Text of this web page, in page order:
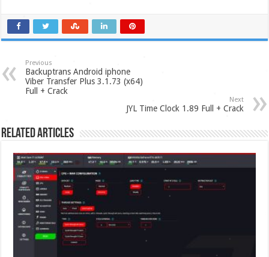
Previous
Backuptrans Android iphone
Viber Transfer Plus 3.1.73 (x64)
Full + Crack
Next
JYL Time Clock 1.89 Full + Crack
Related Articles